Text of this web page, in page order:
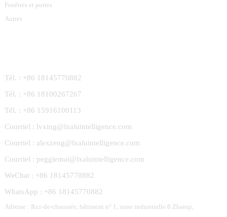
Fenêtres et portes
Autres
Tél. : +86 18145770882
Tél. : +86 18100267267
Tél. : +86 15916100113
Courriel : lvxing@lxaluintelligence.com
Courriel : alexzeng@lxaluintelligence.com
Courriel : peggiemai@lxaluintelligence.com
WeChat : +86 18145770882
WhatsApp : +86 18145770882
Adresse : Rez-de-chaussée, bâtiment n° 1, zone industrielle 8 Zhanqi,